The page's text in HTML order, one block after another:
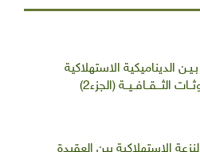
بـيـن الديناميكية الاستهلاكية
الثـــقــافــيــة (الجزء2)